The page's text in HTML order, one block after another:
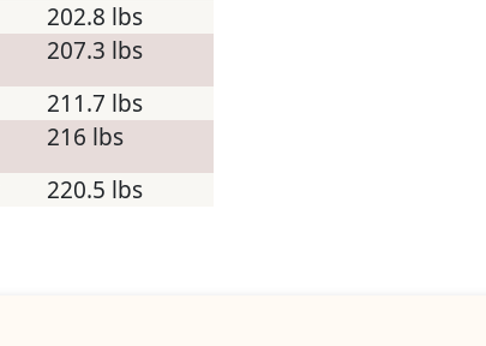
202.8 lbs
207.3 lbs
211.7 lbs
216 lbs
220.5 lbs